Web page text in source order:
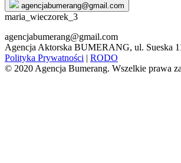
agencjabumerang@gmail.com
maria_wieczorek_3
agencjabumerang@gmail.com
Agencja Aktorska BUMERANG, ul. Sueska
Polityka Prywatności | RODO
© 2020 Agencja Bumerang. Wszelkie prawa